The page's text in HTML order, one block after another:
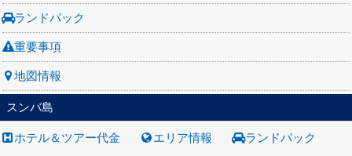
ランドパック
重要事項
地図情報
スンバ島
ホテル＆ツアー代金 エリア情報 ランドパック